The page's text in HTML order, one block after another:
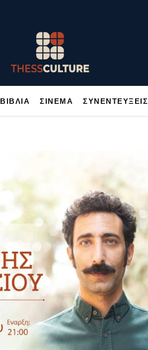
ΒΙΒΛΙΑ ΣΙΝΕΜΑ ΣΥΝΕΝΤΕΥΞΕΙΣ